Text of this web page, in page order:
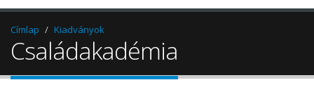
Címlap Kiadványok
Családakadémia